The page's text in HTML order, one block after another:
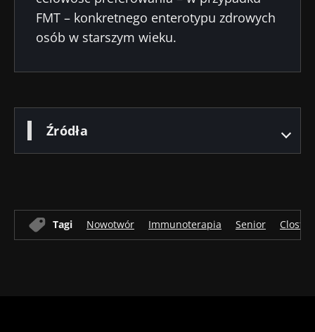
FMT – konkretnego enterotypu zdrowych
osób w starszym wieku.
Źródła
Tagi Nowotwór Immunoterapia Senior
zdrowie
reprodukcyjne
jelita grubego
niezależnym
wskaźnikiem
prognostycznym?